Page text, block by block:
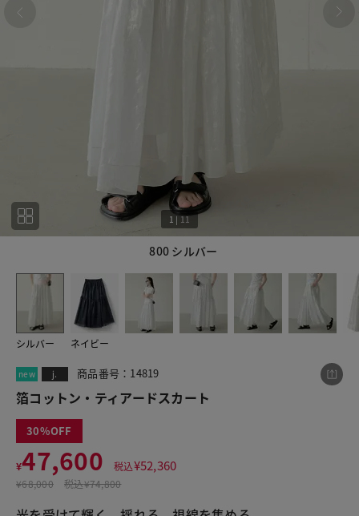
800 シルバー
1 | 11
シルバー ネイビー
new j. 商品番号：14819
箔コットン・ティアードスカート
30
¥47,600 税込¥52,360
¥68,000 税込¥74,800
この商品をシェアする
箔コットン・ティアードスカート
¥47,600
税込¥52,360